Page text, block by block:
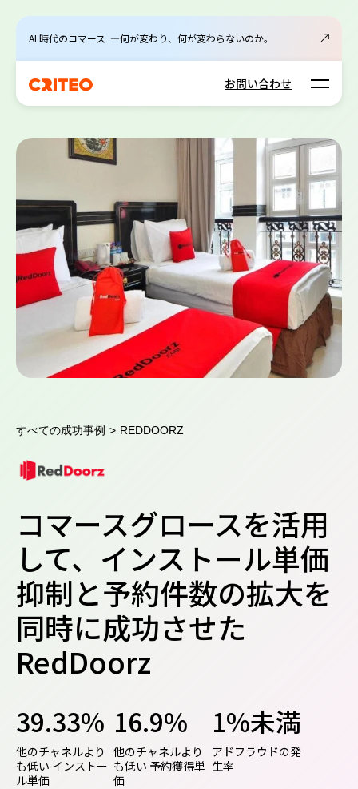
AI 時代のコマース ―何が変わり、何が変わらないのか。
お問い合わせ Open
すべての成功事例 > REDDOORZ
コマースグロースを活用
して、インストール単価
抑制と予約件数の拡大を
同時に成功させた
RedDoorz
39.33%
他のチャネルより
も低い インストー
ル単価
16.9%
他のチャネルより
も低い 予約獲得単
価
1%未満
アドフラウドの発
生率